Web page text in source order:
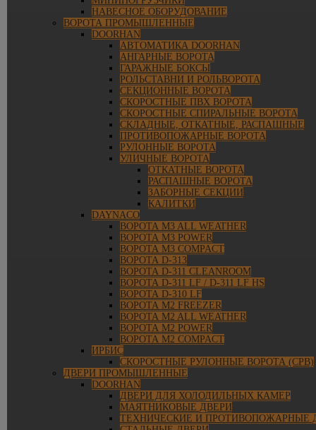
НАВЕСНОЕ ОБОРУДОВАНИЕ
ВОРОТА ПРОМЫШЛЕННЫЕ
DOORHAN
АВТОМАТИКА DOORHAN
АНГАРНЫЕ ВОРОТА
ГАРАЖНЫЕ БОКСЫ
РОЛЬСТАВНИ И РОЛЬВОРОТА
СЕКЦИОННЫЕ ВОРОТА
СКОРОСТНЫЕ ПВХ ВОРОТА
СКОРОСТНЫЕ СПИРАЛЬНЫЕ ВОРОТА
СКЛАДНЫЕ, ОТКАТНЫЕ, РАСПАШНЫЕ
ПРОТИВОПОЖАРНЫЕ ВОРОТА
РУЛОННЫЕ ВОРОТА
УЛИЧНЫЕ ВОРОТА
ОТКАТНЫЕ ВОРОТА
РАСПАШНЫЕ ВОРОТА
ЗАБОРНЫЕ СЕКЦИИ
КАЛИТКИ
DAYNACO
ВОРОТА M3 ALL WEATHER
ВОРОТА M3 POWER
ВОРОТА M3 COMPACT
ВОРОТА D-313
ВОРОТА D-311 CLEANROOM
ВОРОТА D-311 LF / D-311 LF HS
ВОРОТА D-310 LF
ВОРОТА M2 FREEZER
ВОРОТА M2 ALL WEATHER
ВОРОТА M2 POWER
ВОРОТА M2 COMPACT
ИРБИС
СКОРОСТНЫЕ РУЛОННЫЕ ВОРОТА (СРВ)
ДВЕРИ ПРОМЫШЛЕННЫЕ
DOORHAN
ДВЕРИ ДЛЯ ХОЛОДИЛЬНЫХ КАМЕР
МАЯТНИКОВЫЕ ДВЕРИ
ТЕХНИЧЕСКИЕ И ПРОТИВОПОЖАРНЫЕ